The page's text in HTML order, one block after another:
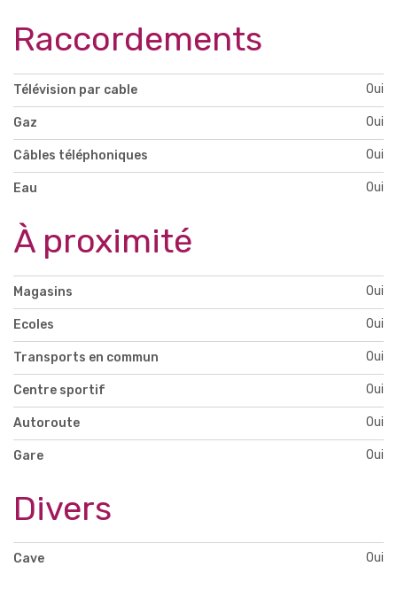
Raccordements
Télévision par cable Oui
Gaz Oui
Câbles téléphoniques Oui
Eau Oui
À proximité
Magasins Oui
Ecoles Oui
Transports en commun Oui
Centre sportif Oui
Autoroute Oui
Gare Oui
Divers
Cave Oui